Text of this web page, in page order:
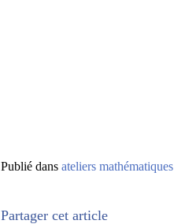
Publié dans ateliers mathématiques
Partager cet article